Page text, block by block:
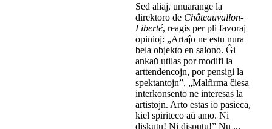
Sed aliaj, unuarange la
direktoro de Châteauvallon-
Liberté, reagis per pli favoraj
opinioj: „Artaĵo ne estu nura
bela objekto en salono. Ĝi
ankaŭ utilas por modifi la
arttendencojn, por pensigi la
spektantojn”, „Malfirma ĉiesa
interkonsento ne interesas la
artistojn. Arto estas io pasieca,
kiel spiriteco aŭ amo. Ni
diskutu! Ni disputu!” Nu ...